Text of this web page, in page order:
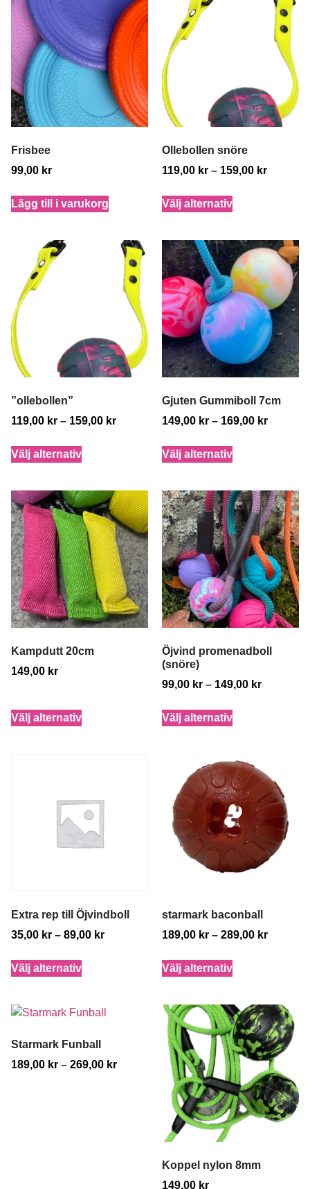
Frisbee
99,00 kr
Lägg till i varukorg
Ollebollen snöre
119,00 kr – 159,00 kr
Välj alternativ
”ollebollen”
119,00 kr – 159,00 kr
Välj alternativ
Gjuten Gummiboll 7cm
149,00 kr – 169,00 kr
Välj alternativ
Kampdutt 20cm
149,00 kr
Välj alternativ
Öjvind promenadboll
(snöre)
99,00 kr – 149,00 kr
Välj alternativ
Extra rep till Öjvindboll
35,00 kr – 89,00 kr
Välj alternativ
starmark baconball
189,00 kr – 289,00 kr
Välj alternativ
Starmark Funball
189,00 kr – 269,00 kr
Koppel nylon 8mm
149,00 kr